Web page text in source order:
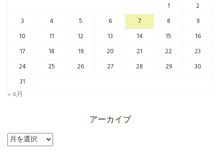
1
2
3
4 5 6 7 8
9
10
11 12 13 14 15
16
17
18 19 20 21 22
23
24
25 26 27 28 29
30
31
« 4月
アーカイブ
ア
ー